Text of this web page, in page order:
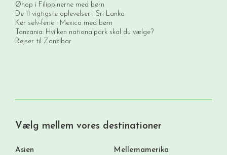
Øhop i Filippinerne med børn
De 11 vigtigste oplevelser i Sri Lanka
Kør selv-ferie i Mexico med børn
Tanzania: Hvilken nationalpark skal du vælge?
Rejser til Zanzibar
Vælg mellem vores destinationer
Asien Mellemamerika